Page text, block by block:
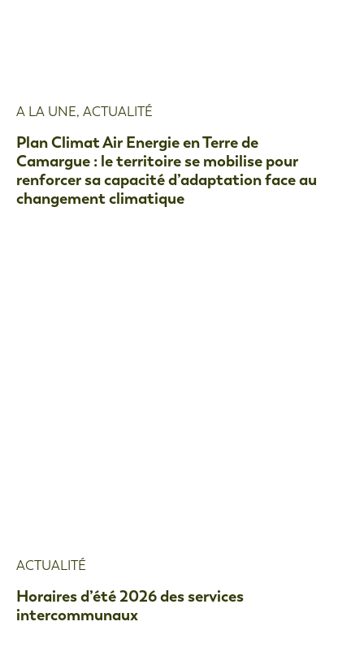
A LA UNE, ACTUALITÉ
Plan Climat Air Energie en Terre de
Camargue : le territoire se mobilise pour
renforcer sa capacité d’adaptation face au
changement climatique
ACTUALITÉ
Horaires d’été 2026 des services
intercommunaux